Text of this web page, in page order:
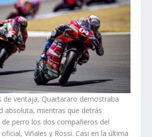
de ventaja, Quartararo demostraba
absoluta, mientras que detrás
de perro los dos compañeros del
Viñales y Rossi. Casi en la última